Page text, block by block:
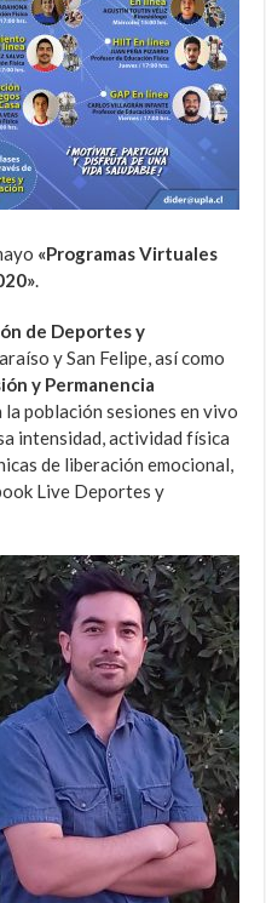
«Programas Virtuales
.
de Deportes y
y San Felipe, así como
y Permanencia
la población sesiones en vivo
intensidad, actividad física
de liberación emocional,
Live Deportes y